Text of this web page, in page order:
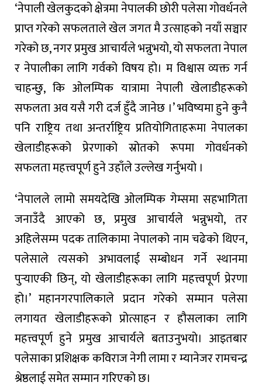
‘नेपाली खेलकुदको क्षेत्रमा नेपालकी छोरी पलेसा गोवर्धनले
प्राप्त गरेको सफलताले खेल जगत मै उत्साहको नयाँ सञ्चार
गरेको छ, नगर प्रमुख आचार्यले भन्नुभयो, यो सफलता नेपाल
र नेपालीका लागि गर्वको विषय हो। म विश्वास व्यक्त गर्न
चाहन्छु, कि ओलम्पिक यात्रामा नेपाली खेलाडीहरूको
सफलता अव यसै गरी दर्ज हुँदै जानेछ ।’ भविष्यमा हुने कुनै
पनि राष्ट्रिय तथा अन्तर्राष्ट्रिय प्रतियोगिताहरूमा नेपालका
खेलाडीहरूको प्रेरणाको स्रोतको रूपमा गोवर्धनको
सफलता महत्त्वपूर्ण हुने उहाँले उल्लेख गर्नुभयो ।
‘नेपालले लामो समयदेखि ओलम्पिक गेम्समा सहभागिता
जनाउँदै आएको छ, प्रमुख आचार्यले भन्नुभयो, तर
अहिलेसम्म पदक तालिकामा नेपालको नाम चढेको थिएन,
पलेसाले त्यसको अभावलाई सम्बोधन गर्ने स्थानमा
पुर्‍याएकी छिन्, यो खेलाडीहरूका लागि महत्त्वपूर्ण प्रेरणा
हो।’ महानगरपालिकाले प्रदान गरेको सम्मान पलेसा
लगायत खेलाडीहरूको प्रोत्साहन र हौसलाका लागि
महत्त्वपूर्ण हुने प्रमुख आचार्यले बताउनुभयो। आइतबार
पलेसाका प्रशिक्षक कविराज नेगी लामा र म्यानेजर रामचन्द्र
श्रेष्ठलाई समेत सम्मान गरिएको छ।